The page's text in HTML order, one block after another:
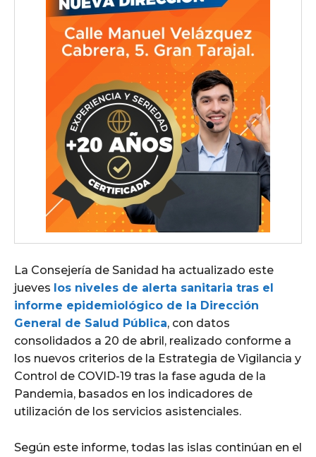
La Consejería de Sanidad ha actualizado este
jueves los niveles de alerta sanitaria tras el
informe epidemiológico de la Dirección
General de Salud Pública, con datos
consolidados a 20 de abril, realizado conforme a
los nuevos criterios de la Estrategia de Vigilancia y
Control de COVID-19 tras la fase aguda de la
Pandemia, basados en los indicadores de
utilización de los servicios asistenciales.
Según este informe, todas las islas continúan en el